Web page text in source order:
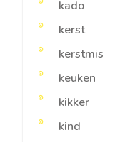
kado
kerst
kerstmis
keuken
kikker
kind